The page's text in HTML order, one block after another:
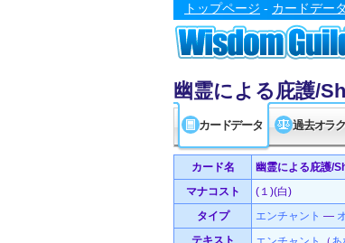
トップページ - カードデータ
幽霊による庇護/
カードデータ 過去オラ
カード名
幽霊による庇護/
マナコスト
(１)(白)
タイプ
エンチャント —
テキスト